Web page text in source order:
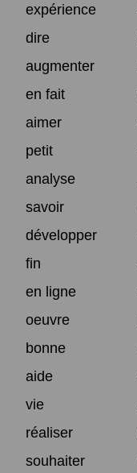
expérience
dire
augmenter
en fait
aimer
petit
analyse
savoir
développer
fin
en ligne
oeuvre
bonne
aide
vie
réaliser
souhaiter